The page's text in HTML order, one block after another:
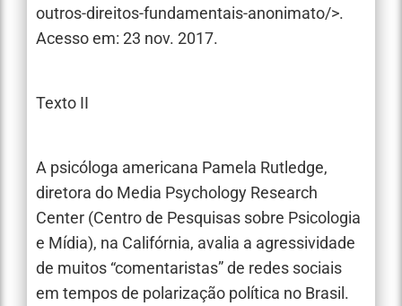
outros-direitos-fundamentais-anonimato/>.
Acesso em: 23 nov. 2017.
Texto II
A psicóloga americana Pamela Rutledge,
diretora do Media Psychology Research
Center (Centro de Pesquisas sobre Psicologia
e Mídia), na Califórnia, avalia a agressividade
de muitos “comentaristas” de redes sociais
em tempos de polarização política no Brasil.